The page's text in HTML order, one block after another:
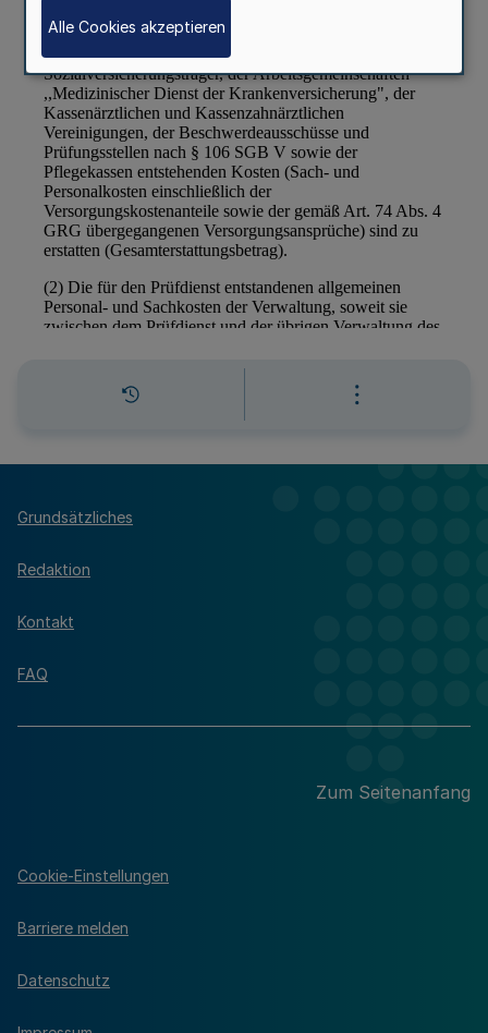
Grundsätzliches
Redaktion
Kontakt
FAQ
Zum Seitenanfang
Cookie-Einstellungen
Barriere melden
Datenschutz
Alle Cookies akzeptieren